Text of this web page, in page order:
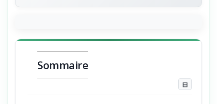
Sommaire
⊟